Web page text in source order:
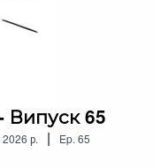
Випуск 65
2026 р. | Ep. 65